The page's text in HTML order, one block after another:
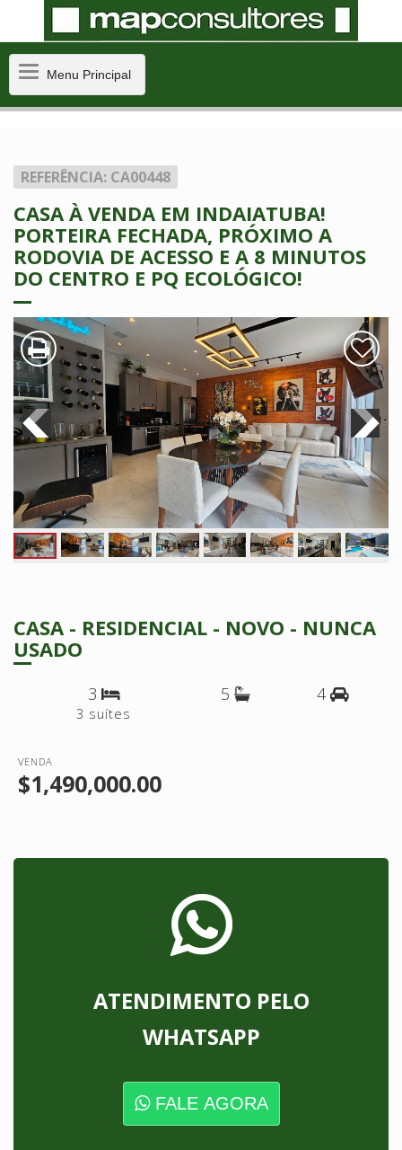
MenuMenu Principal
REFERÊNCIA: CA00448
CASA À VENDA EM INDAIATUBA!
PORTEIRA FECHADA, PRÓXIMO A
RODOVIA DE ACESSO E A 8 MINUTOS
DO CENTRO E PQ ECOLÓGICO!
CASA - RESIDENCIAL - NOVO - NUNCA
USADO
3
3 suítes
5 4
VENDA
$1,490,000.00
ATENDIMENTO PELO
WHATSAPP
FALE AGORA